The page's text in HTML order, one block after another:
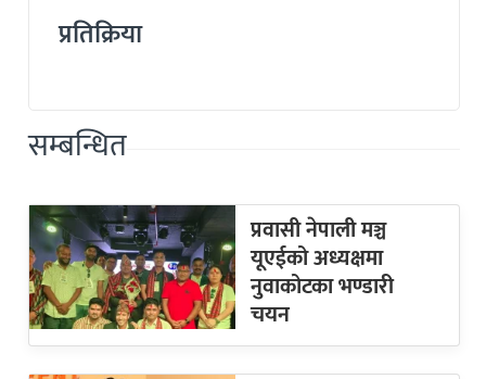
प्रतिक्रिया
सम्बन्धित
प्रवासी नेपाली मञ्च
यूएईको अध्यक्षमा
नुवाकोटका भण्डारी
चयन